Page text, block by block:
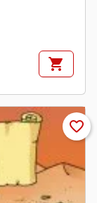
shopping_cart
favorite_border